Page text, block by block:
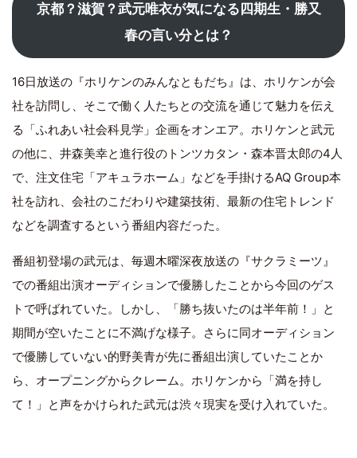
京都？滋賀？武元唯衣が気になる四期生・勝又
春の言い分とは？
16日放送の『ホリケンのみんなともだち』は、ホリケンが会
社を訪問し、そこで働く人たちとの交流を通じて魅力を伝え
る「ふれあい社会科見学」企画をオンエア。ホリケンと武元
の他に、井森美幸と進行役のトンツカタン・森本晋太郎の4人
で、注文住宅「アキュラホーム」などを手掛けるAQ Group本
社を訪れ、会社のこだわりや建築技術、最新の住宅トレンド
などを調査するという番組内容だった。
番組初登場の武元は、毎週木曜深夜放送の『サクラミーツ』
での番組出演オーディションで優勝したことから今回のゲス
トで呼ばれていた。しかし、「勝ち抜いたのは半年前！」と
期間が空いたことに不満げな様子。さらに同オーディション
で優勝していない的野美青が先に番組出演していたことか
ら、オープニングからクレーム。ホリケンから「満を持し
て！」と声をかけられた武元は渋々現実を受け入れていた。